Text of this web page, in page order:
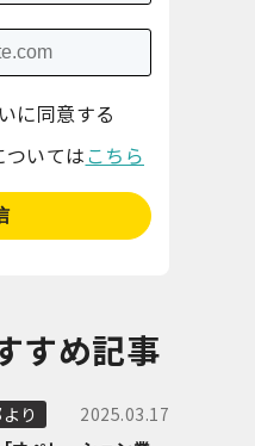
に同意する
いては こちら
すめ記事
り
2025.03.17